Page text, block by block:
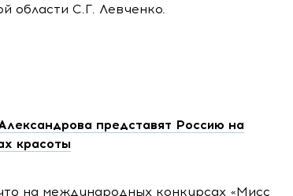
области С.Г. Левченко.
представят Россию на
красоты
на международных конкурсах «Мисс